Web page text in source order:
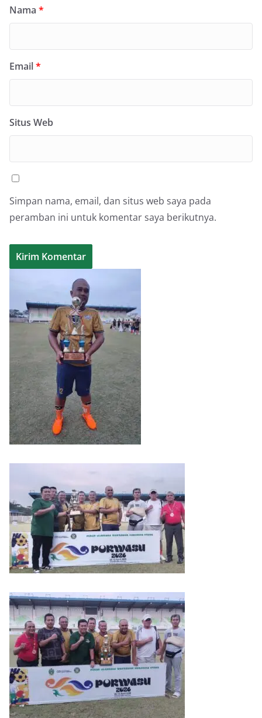
Nama *
Email*
Situs Web
Simpan nama, email, dan situs web saya pada
peramban ini untuk komentar saya berikutnya.